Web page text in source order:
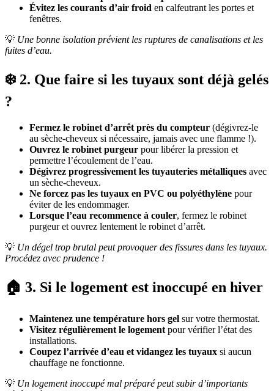
Évitez les courants d’air froid en calfeutrant les portes et
fenêtres.
💡 Une bonne isolation prévient les ruptures de canalisations et les
fuites d’eau.
❄️ 2. Que faire si les tuyaux sont déjà gelés
?
Fermez le robinet d’arrêt près du compteur (dégivrez-le
au sèche-cheveux si nécessaire, jamais avec une flamme !).
Ouvrez le robinet purgeur pour libérer la pression et
permettre l’écoulement de l’eau.
Dégivrez progressivement les tuyauteries métalliques avec
un sèche-cheveux.
Ne forcez pas les tuyaux en PVC ou polyéthylène pour
éviter de les endommager.
Lorsque l’eau recommence à couler, fermez le robinet
purgeur et ouvrez lentement le robinet d’arrêt.
💡 Un dégel trop brutal peut provoquer des fissures dans les tuyaux.
Procédez avec prudence !
🏠 3. Si le logement est inoccupé en hiver
Maintenez une température hors gel sur votre thermostat.
Visitez régulièrement le logement pour vérifier l’état des
installations.
Coupez l’arrivée d’eau et vidangez les tuyaux si aucun
chauffage ne fonctionne.
💡 Un logement inoccupé mal préparé peut subir d’importants